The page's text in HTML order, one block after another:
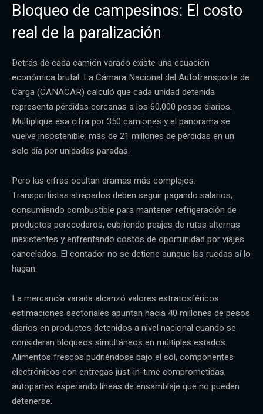
Bloqueo de campesinos: El costo
real de la paralización
Detrás de cada camión varado existe una ecuación
económica brutal. La Cámara Nacional del Autotransporte de
Carga (CANACAR) calculó que cada unidad detenida
representa pérdidas cercanas a los 60,000 pesos diarios.
Multiplique esa cifra por 350 camiones y el panorama se
vuelve insostenible: más de 21 millones de pérdidas en un
solo día por unidades paradas.
Pero las cifras ocultan dramas más complejos.
Transportistas atrapados deben seguir pagando salarios,
consumiendo combustible para mantener refrigeración de
productos perecederos, cubriendo peajes de rutas alternas
inexistentes y enfrentando costos de oportunidad por viajes
cancelados. El contador no se detiene aunque las ruedas sí lo
hagan.
La mercancía varada alcanzó valores estratosféricos:
estimaciones sectoriales apuntan hacia 40 millones de pesos
diarios en productos detenidos a nivel nacional cuando se
consideran bloqueos simultáneos en múltiples estados.
Alimentos frescos pudriéndose bajo el sol, componentes
electrónicos con entregas just-in-time comprometidas,
autopartes esperando líneas de ensamblaje que no pueden
detenerse.